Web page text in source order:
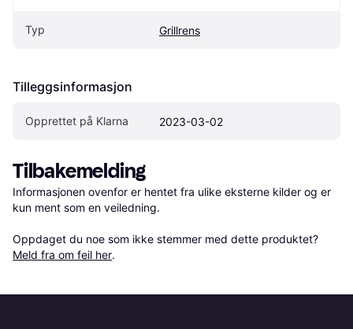
Typ Grillrens
Tilleggsinformasjon
Opprettet på Klarna 2023-03-02
Tilbakemelding
Informasjonen ovenfor er hentet fra ulike eksterne kilder og er
kun ment som en veiledning.
Oppdaget du noe som ikke stemmer med dette produktet?
Meld fra om feil her.